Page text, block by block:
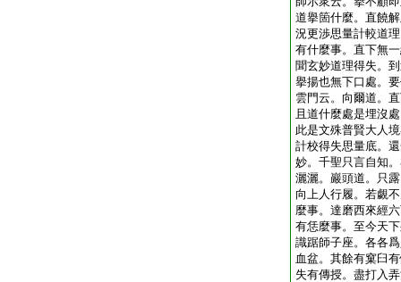
道擧箇什麼。直饒
況更渉思量計較道
有什麼事。直下無
聞玄妙道理得失。
擧揚也無下口處。
雲門云。向爾道。
且道什麼處是埋沒
此是文殊普賢大人
計校得失思量底。
妙。千聖只言自知
灑灑。巖頭道。只
向上人行履。若覷
麼事。達磨西來經
有恁麼事。至今天
識踞師子座。各各
血盆。其餘有窠臼
失有傳授。盡打入